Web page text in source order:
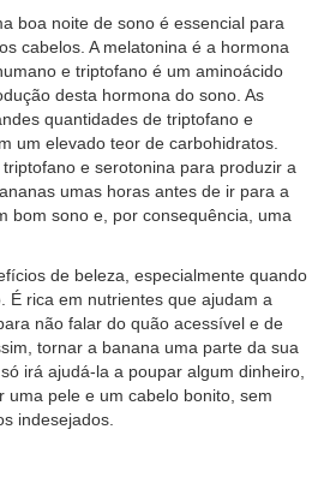
boa noite de sono é essencial para
cabelos. A melatonina é a hormona
e triptofano é um aminoácido
desta hormona do sono. As
quantidades de triptofano e
um elevado teor de carbohidratos.
e serotonina para produzir a
umas horas antes de ir para a
bom sono e, por consequência, uma
de beleza, especialmente quando
É rica em nutrientes que ajudam a
não falar do quão acessível e de
tornar a banana uma parte da sua
irá ajudá-la a poupar algum dinheiro,
uma pele e um cabelo bonito, sem
indesejados.